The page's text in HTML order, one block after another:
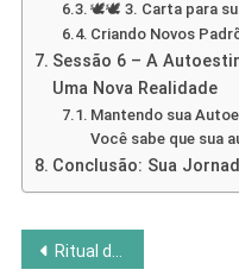
🕊️🕊️ 3. Carta para
Criando Novos
Sessão 6 – A
Uma Nova Realidade
Mantendo sua
Você sabe que sua
Conclusão: Sua
Navegação
Ritual das 6h06: 3 Passos para Despertar a Frequência da Abundância